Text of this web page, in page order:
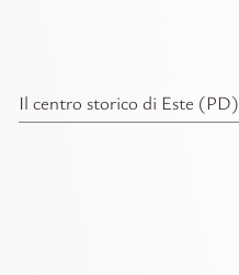
Il centro storico di Este (PD)